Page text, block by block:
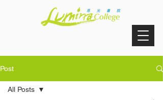
Post
All Posts